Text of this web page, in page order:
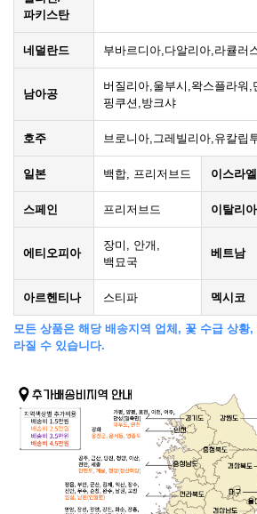
파키스탄
네덜란드 부바르디아,다알리아,라큘러
남아공
버질리아,울부시,왁스플라워,
핑쿠션,방크샤
호주 브로니아,그레빌리아,유칼립
일본 백합, 프리저브드 이스라엘
스페인 프리저브드 이탈리아
에티오피아
장미, 안개,
백묘국
베트남
아르헨티나 스티파 멕시코
모든 상품은 해당 배송지역 업체, 꽃 수급 상황
라질 수 있습니다.